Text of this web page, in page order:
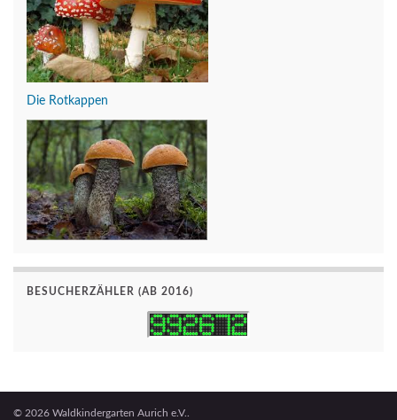
Die Rotkappen
BESUCHERZÄHLER (AB 2016)
© 2026 Waldkindergarten Aurich e.V..